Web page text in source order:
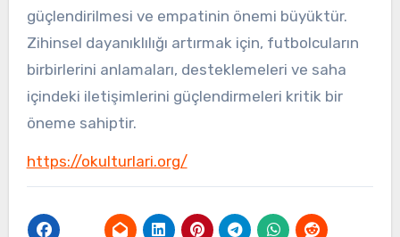
güçlendirilmesi ve empatinin önemi büyüktür.
Zihinsel dayanıklılığı artırmak için, futbolcuların
birbirlerini anlamaları, desteklemeleri ve saha
içindeki iletişimlerini güçlendirmeleri kritik bir
öneme sahiptir.
https://okulturlari.org/